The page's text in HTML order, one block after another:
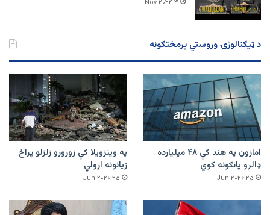
۳ Nov ۲۰۲۴
د ټیګنالوژۍ وروستي پرمختګونه
امازون په هند کې ۴۸ میلیارده
ډالرو پانګونه کوي
۲۵ Jun ۲۰۲۶
په وینزویلا کې زورورو زلزلو پراخ
زیانونه اړولي
۲۵ Jun ۲۰۲۶